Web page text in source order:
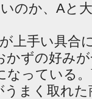
のか、Aと
上手い具合
かずの好み
なっている
まく取れ